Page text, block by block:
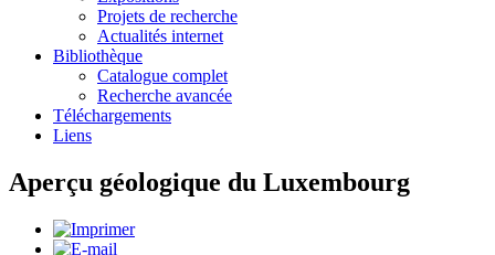
Projets de recherche
Actualités internet
Bibliothèque
Catalogue complet
Recherche avancée
Téléchargements
Liens
Aperçu géologique du Luxembourg